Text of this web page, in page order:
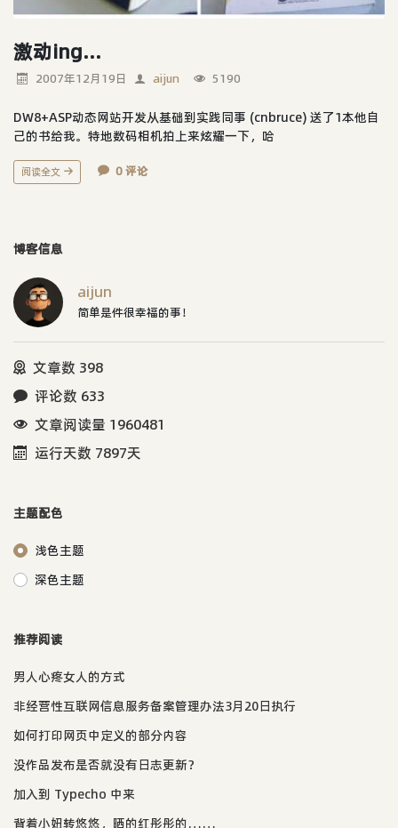
激动ing...
2007年12月19日 aijun 5190
DW8+ASP动态网站开发从基础到实践同事 (cnbruce) 送了1本他自
己的书给我。特地数码相机拍上来炫耀一下，哈
阅读全文 0 评论
博客信息
aijun
简单是件很幸福的事！
文章数 398
评论数 633
文章阅读量 1960481
运行天数 7897天
主题配色
浅色主题
深色主题
推荐阅读
男人心疼女人的方式
非经营性互联网信息服务备案管理办法3月20日执行
如何打印网页中定义的部分内容
没作品发布是否就没有日志更新？
加入到 Typecho 中来
背着小妞转悠悠，晒的红彤彤的……